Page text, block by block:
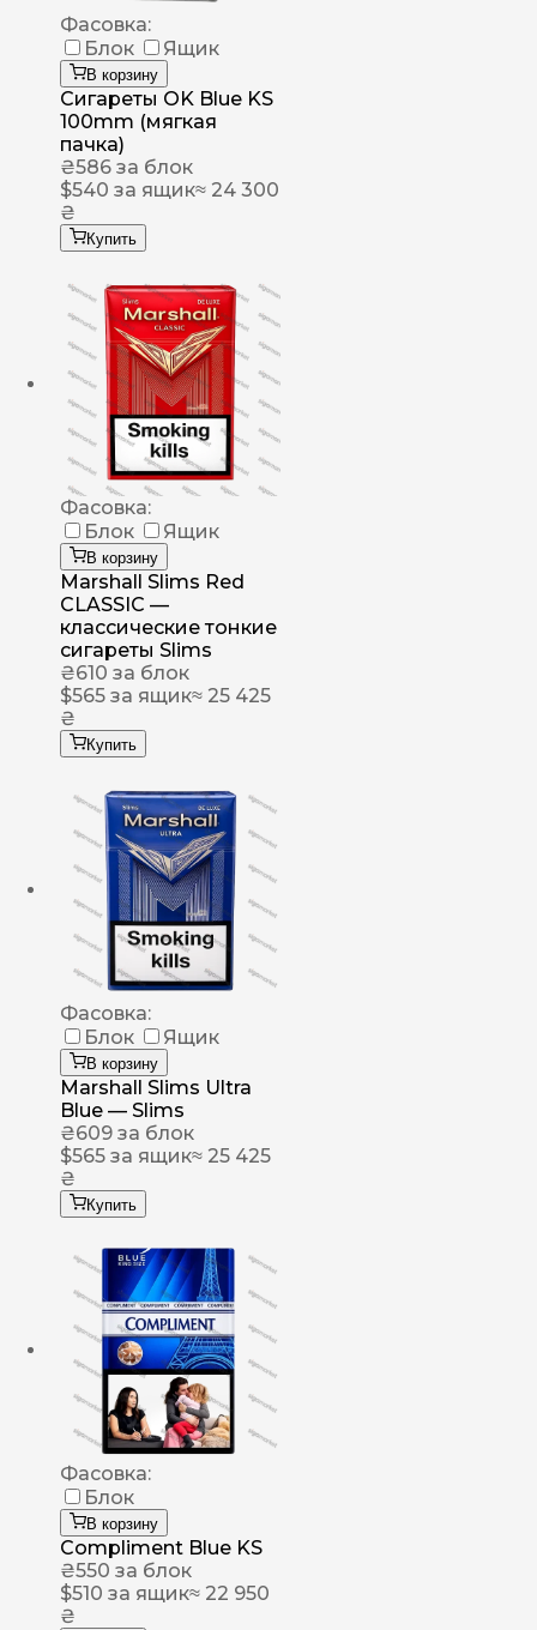
Фасовка:
Блок
Ящик
В корзину
Сигареты OK Blue KS
100mm (мягкая
пачка)
₴586 за блок
$540 за ящик≈ 24 300
₴
Купить
Фасовка:
Блок
Ящик
В корзину
Marshall Slims Red
CLASSIC —
классические тонкие
сигареты Slims
₴610 за блок
$565 за ящик≈ 25 425
₴
Купить
Фасовка:
Блок
Ящик
В корзину
Marshall Slims Ultra
Blue — Slims
₴609 за блок
$565 за ящик≈ 25 425
₴
Купить
Фасовка:
Блок
В корзину
Compliment Blue KS
₴550 за блок
$510 за ящик≈ 22 950
₴